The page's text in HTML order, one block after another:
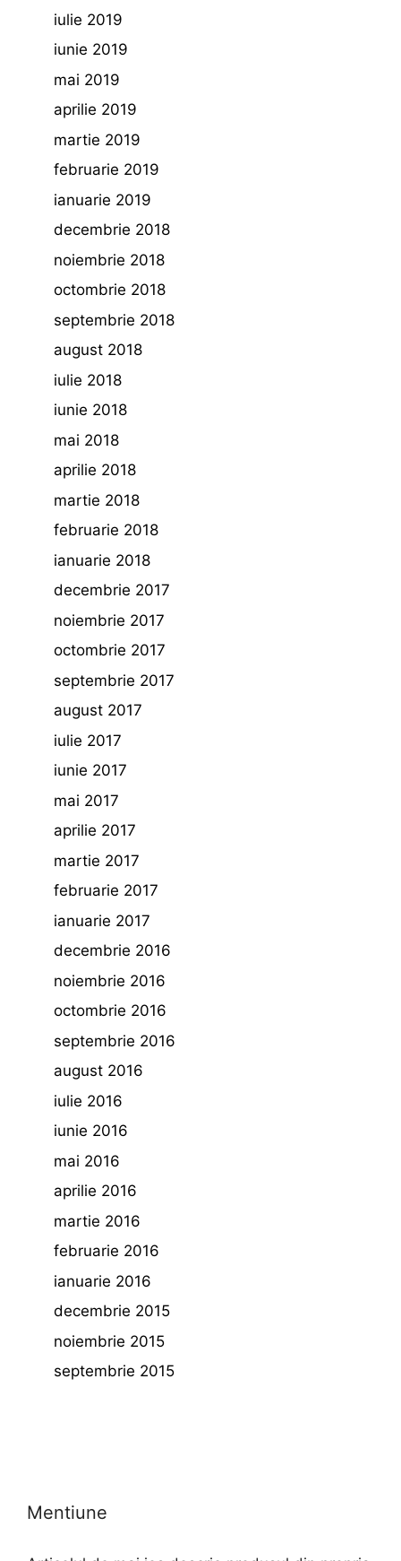
iulie 2019
iunie 2019
mai 2019
aprilie 2019
martie 2019
februarie 2019
ianuarie 2019
decembrie 2018
noiembrie 2018
octombrie 2018
septembrie 2018
august 2018
iulie 2018
iunie 2018
mai 2018
aprilie 2018
martie 2018
februarie 2018
ianuarie 2018
decembrie 2017
noiembrie 2017
octombrie 2017
septembrie 2017
august 2017
iulie 2017
iunie 2017
mai 2017
aprilie 2017
martie 2017
februarie 2017
ianuarie 2017
decembrie 2016
noiembrie 2016
octombrie 2016
septembrie 2016
august 2016
iulie 2016
iunie 2016
mai 2016
aprilie 2016
martie 2016
februarie 2016
ianuarie 2016
decembrie 2015
noiembrie 2015
septembrie 2015
Mentiune